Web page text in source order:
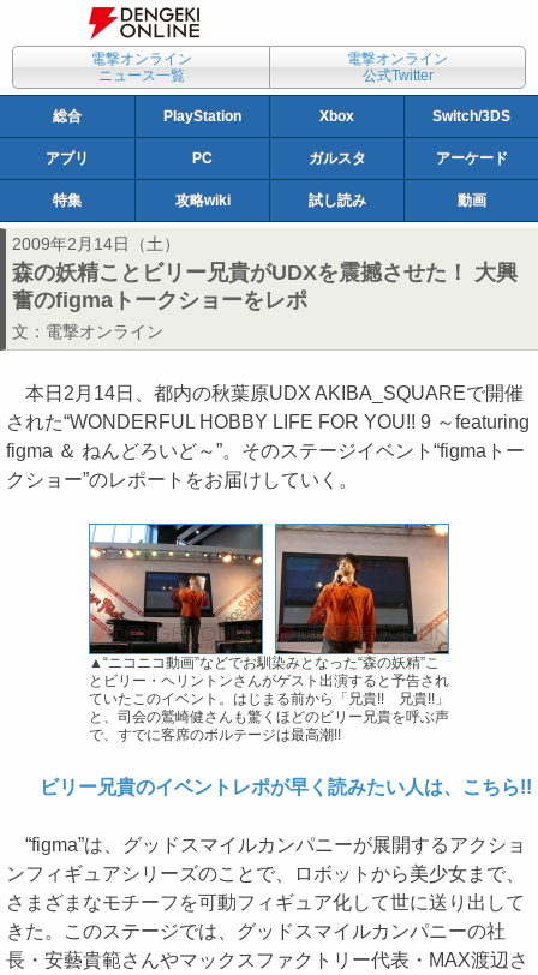
電撃オンライン
ニュース一覧
電撃オンライン
公式Twitter
総合 PlayStation Xbox Switch/3DS
アプリ PC ガルスタ アーケード
特集 攻略wiki 試し読み 動画
2009年2月14日（土）
森の妖精ことビリー兄貴がUDXを震撼させた！ 大興
奮のfigmaトークショーをレポ
文： 電撃オンライン
本日2月14日、都内の秋葉原UDX AKIBA_SQUAREで開催
された“WONDERFUL HOBBY LIFE FOR YOU!! 9 ～featuring
figma ＆ ねんどろいど～”。そのステージイベント“figmaトー
クショー”のレポートをお届けしていく。
▲“ニコニコ動画”などでお馴染みとなった“森の妖精”こ
とビリー・ヘリントンさんがゲスト出演すると予告され
ていたこのイベント。はじまる前から「兄貴!! 兄貴!!」
と、司会の鷲崎健さんも驚くほどのビリー兄貴を呼ぶ声
で、すでに客席のボルテージは最高潮!!
ビリー兄貴のイベントレポが早く読みたい人は、こちら!!
“figma”は、グッドスマイルカンパニーが展開するアクショ
ンフィギュアシリーズのことで、ロボットから美少女まで、
さまざまなモチーフを可動フィギュア化して世に送り出して
きた。このステージでは、グッドスマイルカンパニーの社
長・安藝貴範さんやマックスファクトリー代表・MAX渡辺さ